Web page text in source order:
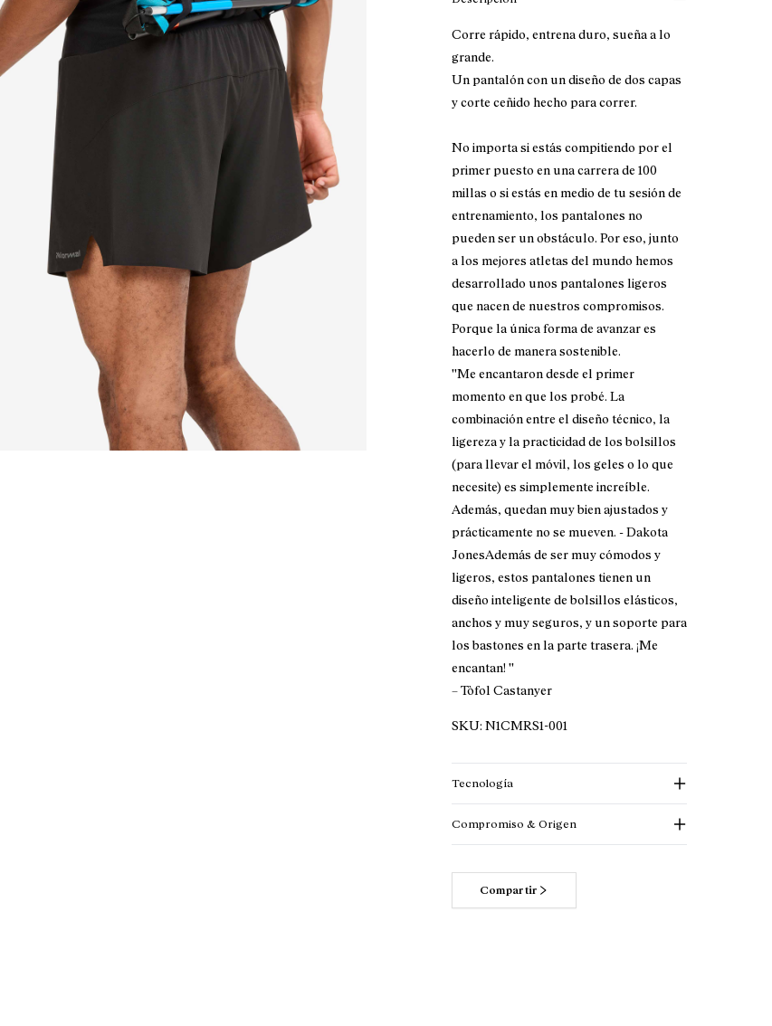
Corre rápido, entrena duro, sueña a lo
grande.
Un pantalón con un diseño de dos capas
y corte ceñido hecho para correr.
No importa si estás compitiendo por el
primer puesto en una carrera de 100
millas o si estás en medio de tu sesión de
entrenamiento, los pantalones no
pueden ser un obstáculo. Por eso, junto
a los mejores atletas del mundo hemos
desarrollado unos pantalones ligeros
que nacen de nuestros compromisos.
Porque la única forma de avanzar es
hacerlo de manera sostenible.
''Me encantaron desde el primer
momento en que los probé. La
combinación entre el diseño técnico, la
ligereza y la practicidad de los bolsillos
(para llevar el móvil, los geles o lo que
necesite) es simplemente increíble.
Además, quedan muy bien ajustados y
prácticamente no se mueven. - Dakota
JonesAdemás de ser muy cómodos y
ligeros, estos pantalones tienen un
diseño inteligente de bolsillos elásticos,
anchos y muy seguros, y un soporte para
los bastones en la parte trasera. ¡Me
encantan! ''
– Tòfol Castanyer
SKU: N1CMRS1-001
Tecnología
Compromiso & Origen
Compartir